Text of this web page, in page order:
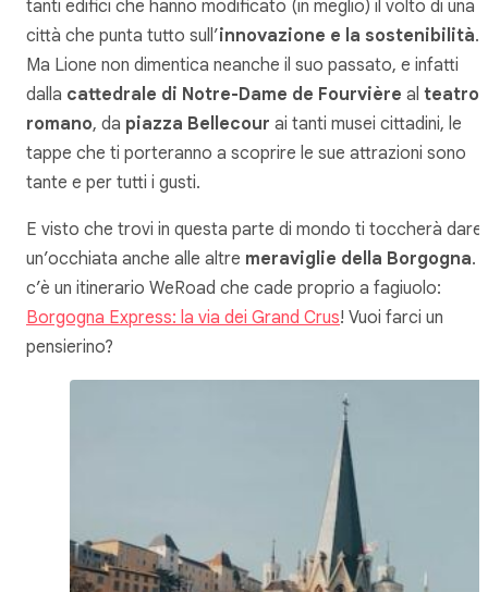
tanti edifici che hanno modificato (in meglio) il volto di una
città che punta tutto sull’innovazione e la sostenibilità.
Ma Lione non dimentica neanche il suo passato, e infatti
dalla cattedrale di Notre-Dame de Fourvière al teatro
romano, da piazza Bellecour ai tanti musei cittadini, le
tappe che ti porteranno a scoprire le sue attrazioni sono
tante e per tutti i gusti.
E visto che trovi in questa parte di mondo ti toccherà dare
un’occhiata anche alle altre meraviglie della Borgogna.
c’è un itinerario WeRoad che cade proprio a fagiuolo:
Borgogna Express: la via dei Grand Crus! Vuoi farci un
pensierino?